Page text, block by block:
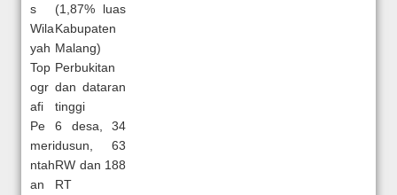
s
Wila
yah
(1,87% luas
Kabupaten
Malang)
Top
ogr
afi
Perbukitan
dan dataran
tinggi
Pe
meri
ntah
an
6 desa, 34
dusun, 63
RW dan 188
RT